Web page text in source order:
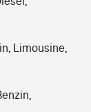
Limousine,